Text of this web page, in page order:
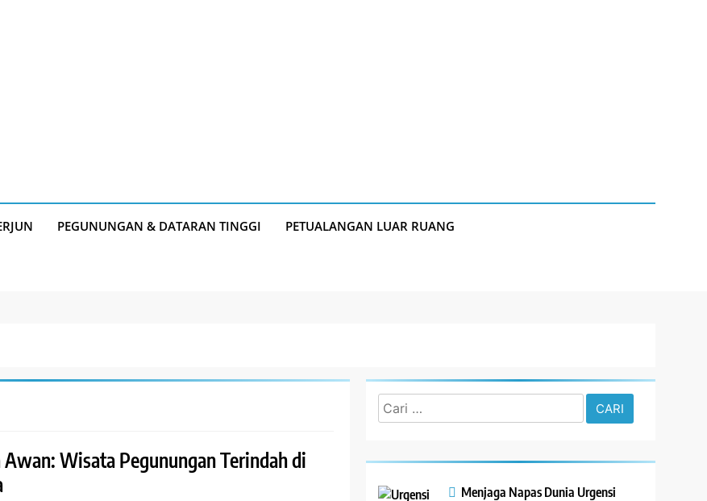
PEGUNUNGAN & DATARAN TINGGI PETUALANGAN LUAR RUANG
Wisata Pegunungan Terindah di
Cari
untuk:
Menjaga Napas Dunia Urgensi